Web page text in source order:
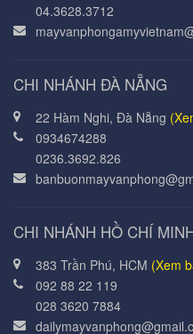
04.3628.3712
CHI NHÁNH ĐÀ NẴNG
22 Hàm Nghi, Đà Nẵng
0934674288
0236.3692.826
CHI NHÁNH HỒ CHÍ
383 Trần Phú, HCM (Xem
092 88 22 119
028 3620 7884